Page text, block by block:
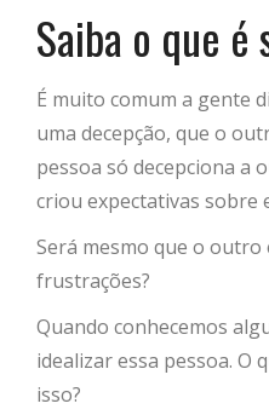
Saiba o que é
É muito comum a gente
uma decepção, que o
pessoa só decepciona a
criou expectativas sobre
Será mesmo que o
frustrações?
Quando conhecemos
idealizar essa pessoa. O
isso?